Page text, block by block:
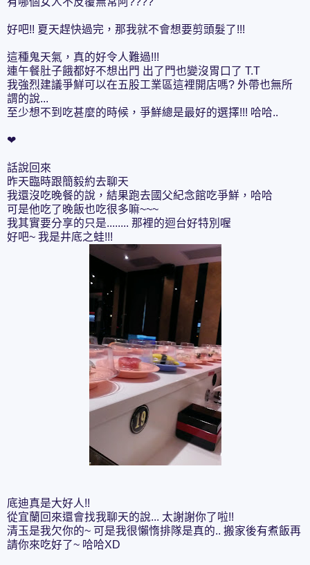
好吧!! 夏天趕快過完，那我就不會想要剪頭髮了!!!
這種鬼天氣，真的好令人難過!!!
連午餐肚子餓都好不想出門 出了門也變沒胃口了 T.T
我強烈建議爭鮮可以在五股工業區這裡開店嗎? 外帶也無所
謂的說...
至少想不到吃甚麼的時候，爭鮮總是最好的選擇!!! 哈哈..
❤
話說回來
昨天臨時跟簡毅約去聊天
我還沒吃晚餐的說，結果跑去國父紀念館吃爭鮮，哈哈
可是他吃了晚飯也吃很多嘛~~~
我其實要分享的只是........ 那裡的迴台好特別喔
好吧~ 我是井底之蛙!!!
底迪真是大好人!!
從宜蘭回來還會找我聊天的說... 太謝謝你了啦!!
清玉是我欠你的~ 可是我很懶惰排隊是真的.. 搬家後有煮飯再
請你來吃好了~ 哈哈XD